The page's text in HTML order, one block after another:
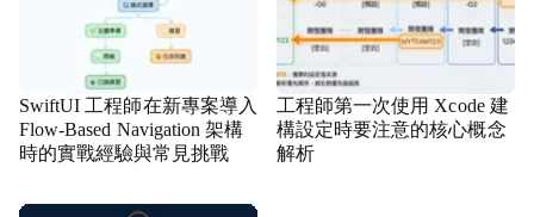
SwiftUI 工程師在新專案導入
Flow-Based Navigation 架構
時的實戰經驗與常見挑戰
工程師第一次使用 Xcode 建
構設定時要注意的核心概念
解析